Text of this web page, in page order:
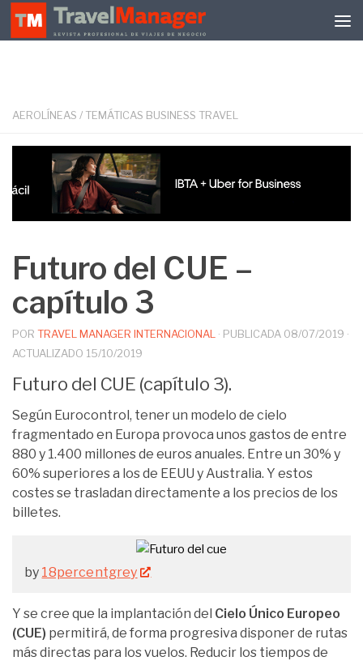
Debajo del contenido
AEROLÍNEAS / TEMÁTICAS BUSINESS TRAVEL
Futuro del CUE –
capítulo 3
POR TRAVEL MANAGER INTERNACIONAL · PUBLICADA 08/07/2019 ·
ACTUALIZADO 15/10/2019
Futuro del CUE (capítulo 3).
Según Eurocontrol, tener un modelo de cielo
fragmentado en Europa provoca unos gastos de entre
880 y 1.400 millones de euros anuales. Entre un 30% y
60% superiores a los de EEUU y Australia. Y estos
costes se trasladan directamente a los precios de los
billetes.
by 18percentgrey
Y se cree que la implantación del Cielo Único Europeo
(CUE) permitirá, de forma progresiva disponer de rutas
más directas para los vuelos. Reducir los tiempos de